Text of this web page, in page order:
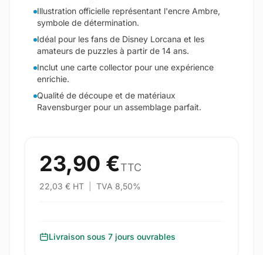
Illustration officielle représentant l'encre Ambre,
symbole de détermination.
Idéal pour les fans de Disney Lorcana et les
amateurs de puzzles à partir de 14 ans.
Inclut une carte collector pour une expérience
enrichie.
Qualité de découpe et de matériaux
Ravensburger pour un assemblage parfait.
23,90 €TTC
22,03 € HT TVA 8,50%
Livraison sous 7 jours ouvrables